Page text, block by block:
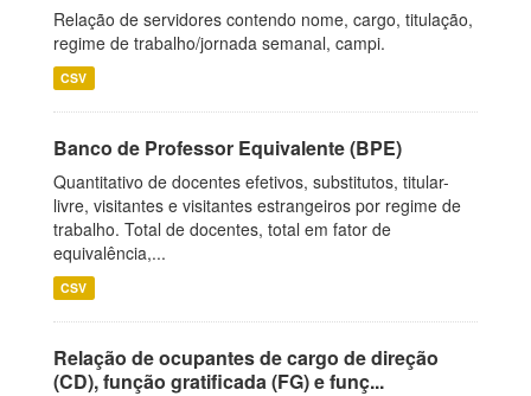
Relação de servidores contendo nome, cargo, titulação,
regime de trabalho/jornada semanal, campi.
CSV
Banco de Professor Equivalente (BPE)
Quantitativo de docentes efetivos, substitutos, titular-
livre, visitantes e visitantes estrangeiros por regime de
trabalho. Total de docentes, total em fator de
equivalência,...
CSV
Relação de ocupantes de cargo de direção
(CD), função gratificada (FG) e funç...